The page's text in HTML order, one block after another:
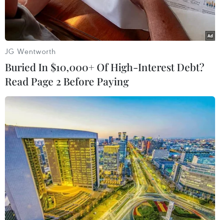
Đảng Tiến bước (MFP) của ông Pita Limjaroenrat giành thắng
lợi trong cuộc tổng tuyển cử vừa qua. (Ảnh: AFP/TTXVN)
Một khảo sát do Viện Quản lý Phát triển Quốc
gia (NIDA) của Thái Lan tiến hành cho thấy đa
số cử tri Thái Lan hài lòng với kết quả sơ bộ
JG Wentworth
Buried In $10,000+ Of High-Interest Debt?
Read Page 2 Before Paying